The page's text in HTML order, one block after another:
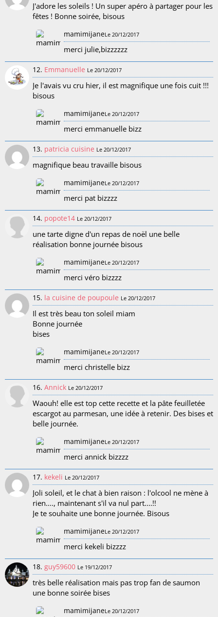
J'adore les soleils ! Un super apéro à partager pour les
fêtes ! Bonne soirée, bisous
mamimijaneLe 20/12/2017
merci julie,bizzzzzz
12. Emmanuelle Le 20/12/2017
Je l'avais vu cru hier, il est magnifique une fois cuit !!!
bisous
mamimijaneLe 20/12/2017
merci emmanuelle bizz
13. patricia cuisine Le 20/12/2017
magnifique beau travaille bisous
mamimijaneLe 20/12/2017
merci pat bizzzz
14. popote14 Le 20/12/2017
une tarte digne d'un repas de noël une belle
réalisation bonne journée bisous
mamimijaneLe 20/12/2017
merci véro bizzzz
15. la cuisine de poupoule Le 20/12/2017
Il est très beau ton soleil miam
Bonne journée
bises
mamimijaneLe 20/12/2017
merci christelle bizz
16. Annick Le 20/12/2017
Waouh! elle est top cette recette et la pâte feuilletée
escargot au parmesan, une idée à retenir. Des bises et
belle journée.
mamimijaneLe 20/12/2017
merci annick bizzzz
17. kekeli Le 20/12/2017
Joli soleil, et le chat à bien raison : l'olcool ne mène à
rien...., maintenant s'il va nul part....!!
Je te souhaite une bonne journée. Bisous
mamimijaneLe 20/12/2017
merci kekeli bizzzz
18. guy59600 Le 19/12/2017
très belle réalisation mais pas trop fan de saumon
une bonne soirée bises
mamimijaneLe 20/12/2017